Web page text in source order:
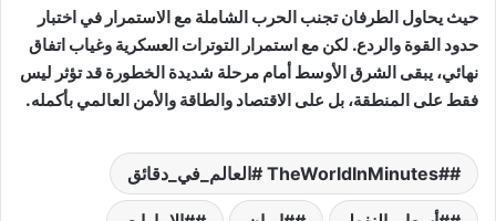
حيث يحاول الطرفان تجنب الحرب الشاملة مع الاستمرار في اختبار
حدود القوة والردع. لكن مع استمرار التوترات العسكرية وغياب اتفاق
نهائي، يبقى الشرق الأوسط أمام مرحلة شديدة الخطورة قد تؤثر ليس
فقط على المنطقة، بل على الاقتصاد والطاقة والأمن العالمي بأكمله.
#TheWorldInMinutes #العالم_في_دقائق